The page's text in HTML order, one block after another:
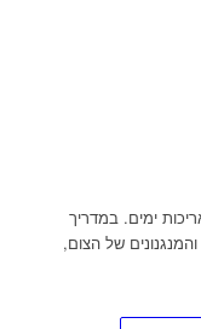
ימים. במדריך
של הצום,